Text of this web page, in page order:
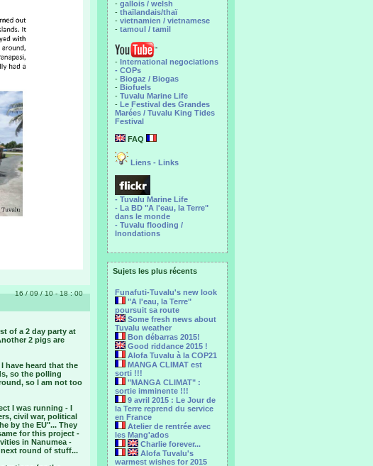
- gallois / welsh
- thaïlandais/thaï
- vietnamien / vietnamese
- tamoul / tamil
- International negociations
- COPs
- Biogaz / Biogas
- Biofuels
- Tuvalu Marine Life
- Le Festival des Grandes
Marées / Tuvalu King Tides
Festival
FAQ
Liens - Links
- Tuvalu Marine Life
- La BD "A l'eau, la Terre"
dans le monde
- Tuvalu flooding /
Inondations
Sujets les plus récents
Funafuti-Tuvalu's new look
"A l'eau, la Terre"
poursuit sa route
Some fresh news about
Tuvalu weather
Bon débarras 2015!
Good riddance 2015 !
Alofa Tuvalu à la COP21
MANGA CLIMAT est
sorti !!!
"MANGA CLIMAT" :
sortie imminente !!!
9 avril 2015 : Le Jour de
la Terre reprend du service
en France
Atelier de rentrée avec
les Mang'ados
Charlie forever...
Alofa Tuvalu's
warmest wishes for 2015
16 / 09 / 10 - 18 : 00
of a 2 day party at
2 pigs are
have heard that the
so the polling
so I am not too
I was running - I
civil war, political
by the EU"... They
for this project -
in Nanumea -
round of stuff...